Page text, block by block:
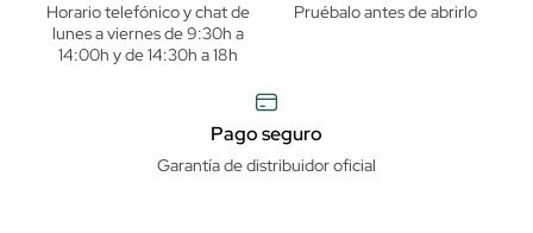
Horario telefónico y chat de
lunes a viernes de 9:30h a
14:00h y de 14:30h a 18h
Pruébalo antes de abrirlo
Pago seguro
Garantía de distribuidor oficial